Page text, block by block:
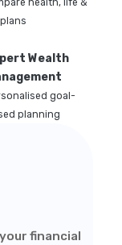
health, life &
Wealth
goal-
planning
financial